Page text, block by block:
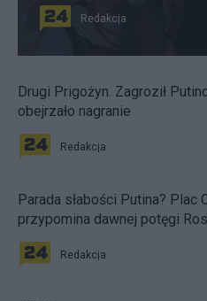
Redakcja
Drugi Prigożyn. Zagroził
obejrzało nagranie
Redakcja
Parada słabości Putina? Plac
przypomina dawnej potęgi
Redakcja